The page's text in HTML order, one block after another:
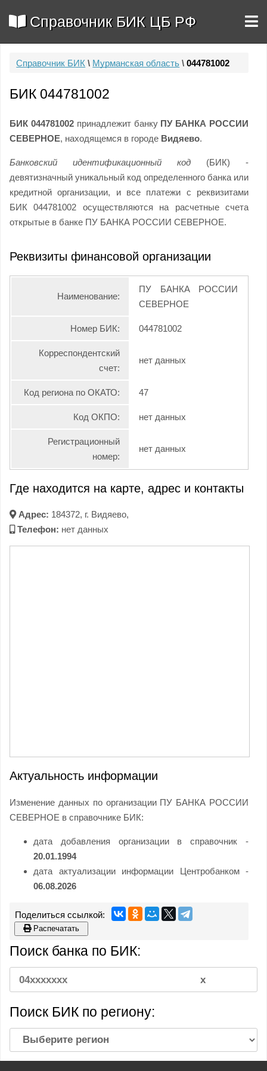
Справочник БИК ЦБ РФ
Справочник БИК \ Мурманская область \ 044781002
БИК 044781002
БИК 044781002принадлежит банку ПУ БАНКА РОССИИ
СЕВЕРНОЕ, находящемся в городе Видяево.
Банковский идентификационный код (БИК) -
девятизначный уникальный код определенного банка или
кредитной организации, и все платежи с реквизитами
БИК 044781002 осуществляются на расчетные счета
открытые в банке ПУ БАНКА РОССИИ СЕВЕРНОЕ.
Реквизиты финансовой организации
Наименование:
ПУ БАНКА РОССИИ
СЕВЕРНОЕ
Номер БИК: 044781002
Корреспондентский
счет:
нет данных
Код региона по ОКАТО: 47
Код ОКПО: нет данных
Регистрационный
номер:
нет данных
Где находится на карте, адрес и контакты
Адрес: 184372, г. Видяево,
Телефон: нет данных
Актуальность информации
Изменение данных по организации ПУ БАНКА РОССИИ
СЕВЕРНОЕ в справочнике БИК:
дата добавления организации в справочник -
20.01.1994
дата актуализации информации Центробанком -
06.08.2026
Распечатать
Поиск банка по БИК:
Поиск БИК по региону: